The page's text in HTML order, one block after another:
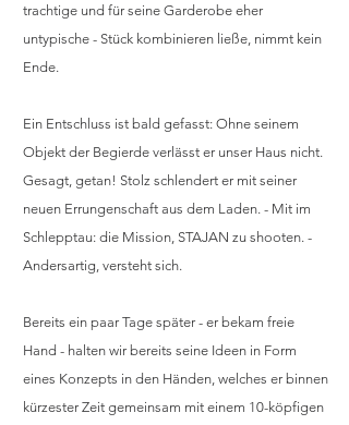
trachtige und für seine Garderobe eher
untypische - Stück kombinieren ließe, nimmt kein
Ende.
Ein Entschluss ist bald gefasst: Ohne seinem
Objekt der Begierde verlässt er unser Haus nicht.
Gesagt, getan! Stolz schlendert er mit seiner
neuen Errungenschaft aus dem Laden. - Mit im
Schlepptau: die Mission, STAJAN zu shooten. -
Andersartig, versteht sich.
Bereits ein paar Tage später - er bekam freie
Hand - halten wir bereits seine Ideen in Form
eines Konzepts in den Händen, welches er binnen
kürzester Zeit gemeinsam mit einem 10-köpfigen